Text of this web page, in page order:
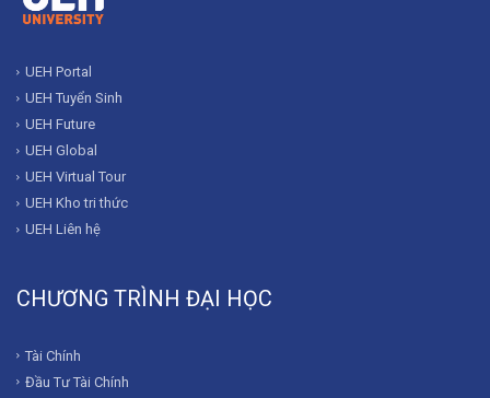
UEH Portal
UEH Tuyển Sinh
UEH Future
UEH Global
UEH Virtual Tour
UEH Kho tri thức
UEH Liên hệ
CHƯƠNG TRÌNH ĐẠI HỌC
Tài Chính
Đầu Tư Tài Chính